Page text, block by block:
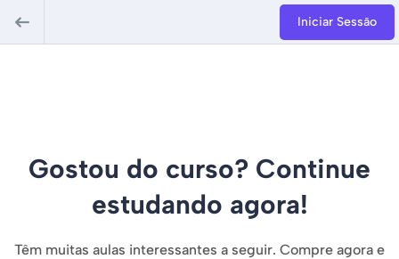
Iniciar Sessão
Gostou do curso? Continue
estudando agora!
Têm muitas aulas interessantes a seguir. Compre agora e